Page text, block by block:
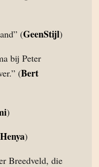
(GeenStijl)
bij Peter
(Bert
)
)
Breedveld, die